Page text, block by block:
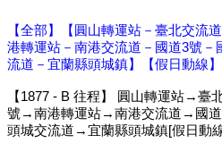
【全部】
【圓山轉運站－臺北交流
港轉運站－南港交流道－國道3號－
流道－宜蘭縣頭城鎮】
【假日動線】
【1877 - B 往程】 圓山轉運站→臺
號→南港轉運站→南港交流道→國
頭城交流道→宜蘭縣頭城鎮[假日動